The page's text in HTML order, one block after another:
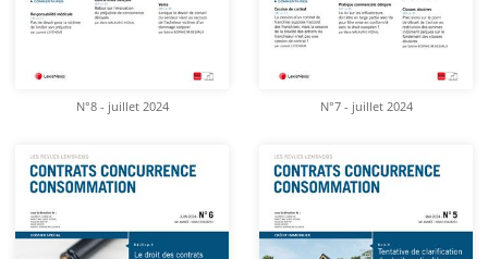
N°8 - juillet 2024 N°7 - juillet 2024